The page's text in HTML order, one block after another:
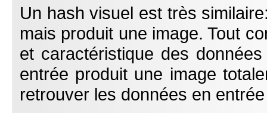
Un hash visuel est très
mais produit une image. Tout
et caractéristique des
entrée produit une image
retrouver les données en